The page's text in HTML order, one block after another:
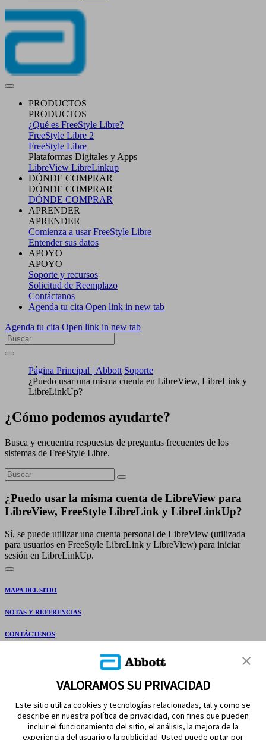
PRODUCTOS
PRODUCTOS
¿Qué es FreeStyle Libre?
FreeStyle Libre 2
FreeStyle Libre
Plataformas Digitales y Apps
LibreView LibreLinkup
DÓNDE COMPRAR
DÓNDE COMPRAR
DÓNDE COMPRAR
APRENDER
APRENDER
Comienza a usar FreeStyle Libre
Entender sus datos
APOYO
APOYO
Soporte y recursos
Solicitud de Reemplazo
Contáctanos
Agenda tu cita Open link in new tab
Agenda tu cita Open link in new tab
Página Principal | Abbott Soporte
¿Puedo usar una misma cuenta en LibreView, LibreLink y
LibreLinkUp?
¿Cómo podemos ayudarte?
Busca y encuentra respuestas de preguntas frecuentes de los
sistemas de FreeStyle Libre.
¿Puedo usar la misma cuenta de LibreView para
LibreView, FreeStyle LibreLink y LibreLinkUp?
Sí, se puede utilizar una cuenta personal de LibreView (utilizada
para usuarios en FreeStyle LibreLink y LibreView) para iniciar
sesión en LibreLinkUp.
MAPA DEL SITIO
NOTAS Y REFERENCIAS
CONTÁCTENOS
VALORAMOS SU PRIVACIDAD
Este sitio utiliza cookies y tecnologías relacionadas, tal y como se
describe en nuestra política de privacidad, con fines que pueden
incluir el funcionamiento del sitio, el análisis, la mejora de la
experiencia del usuario o la publicidad. Usted puede optar por